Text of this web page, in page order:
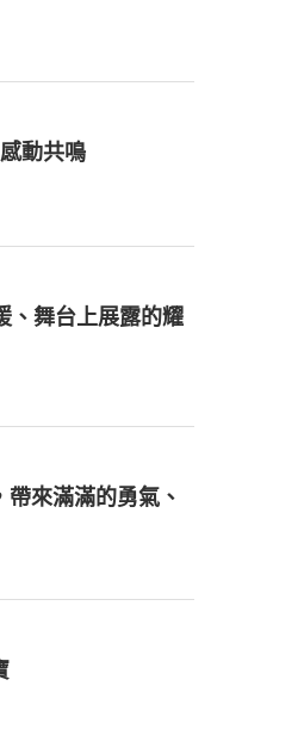
動共鳴
、舞台上展露的耀
來滿滿的勇氣、